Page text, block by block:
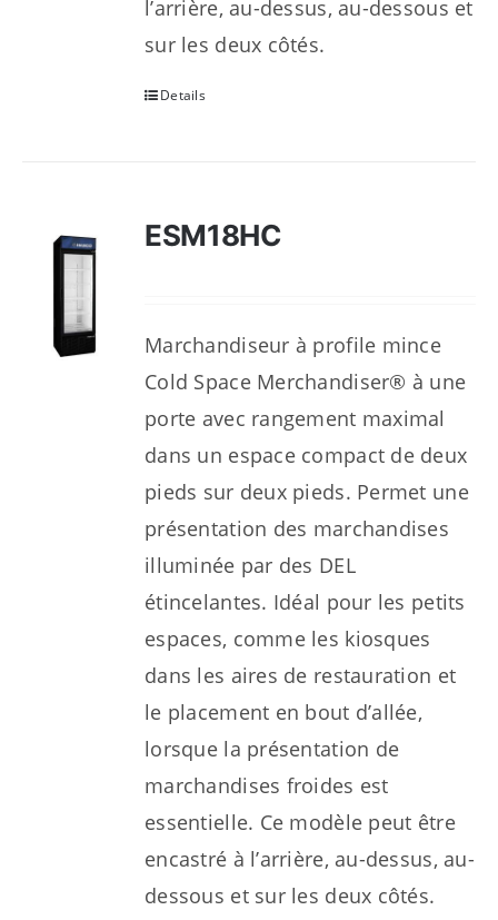
l’arrière, au-dessus, au-dessous et
sur les deux côtés.
Details
ESM18HC
Marchandiseur à profile mince
Cold Space Merchandiser® à une
porte avec rangement maximal
dans un espace compact de deux
pieds sur deux pieds. Permet une
présentation des marchandises
illuminée par des DEL
étincelantes. Idéal pour les petits
espaces, comme les kiosques
dans les aires de restauration et
le placement en bout d’allée,
lorsque la présentation de
marchandises froides est
essentielle. Ce modèle peut être
encastré à l’arrière, au-dessus, au-
dessous et sur les deux côtés.